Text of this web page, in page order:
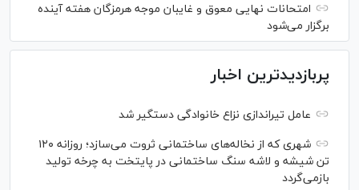
امتحانات نهایی معوق و غایبان موجه هرمزگان هفته آینده
برگزار می‌شود
پربازدیدترین اخبار
عامل تیراندازی نزاع خانوادگی دستگیر شد
شهری که از نخاله‌های ساختمانی ثروت می‌سازد؛ روزانه ۱۲۰
تن شیشه و لاشه سنگ ساختمانی در پایتخت به چرخه تولید
بازمی‌گردد